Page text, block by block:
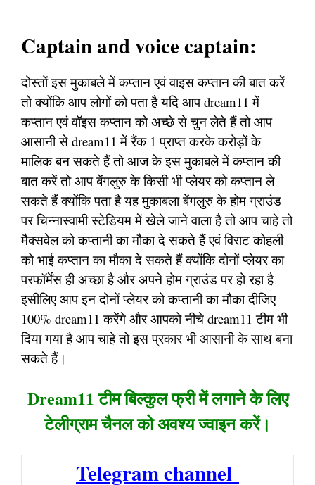
Captain and voice captain:
दोस्तों इस मुकाबले में कप्तान एवं वाइस कप्तान की बात करें
तो क्योंकि आप लोगों को पता है यदि आप dream11 में
कप्तान एवं वॉइस कप्तान को अच्छे से चुन लेते हैं तो आप
आसानी से dream11 में रैंक 1 प्राप्त करके करोड़ों के
मालिक बन सकते हैं तो आज के इस मुकाबले में कप्तान की
बात करें तो आप बेंगलुरु के किसी भी प्लेयर को कप्तान ले
सकते हैं क्योंकि पता है यह मुकाबला बेंगलुरु के होम ग्राउंड
पर चिन्नास्वामी स्टेडियम में खेले जाने वाला है तो आप चाहे तो
मैक्सवेल को कप्तानी का मौका दे सकते हैं एवं विराट कोहली
को भाई कप्तान का मौका दे सकते हैं क्योंकि दोनों प्लेयर का
परफॉर्मेंस ही अच्छा है और अपने होम ग्राउंड पर हो रहा है
इसीलिए आप इन दोनों प्लेयर को कप्तानी का मौका दीजिए
100% dream11 करेंगे और आपको नीचे dream11 टीम भी
दिया गया है आप चाहे तो इस प्रकार भी आसानी के साथ बना
सकते हैं।
Dream11 टीम बिल्कुल फ्री में लगाने के लिए
टेलीग्राम चैनल को अवश्य ज्वाइन करें।
Telegram channel